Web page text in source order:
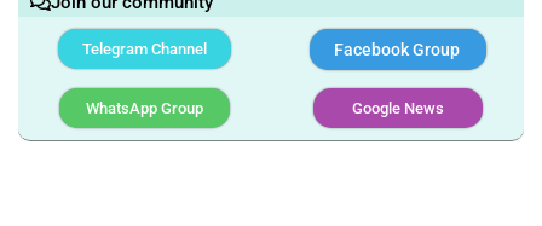
Telegram Channel Facebook Group
WhatsApp Group Google News